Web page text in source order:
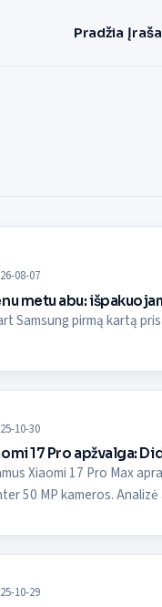
Pradžia
08-07
metu abu:
Samsung pirmą kartą
10-30
17 Pro apžvalga:
Xiaomi 17 Pro Max
50 MP kameros.
10-29